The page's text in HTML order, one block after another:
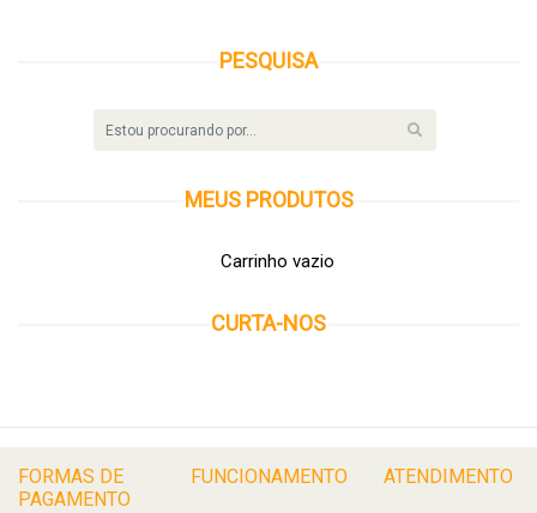
PESQUISA
MEUS PRODUTOS
Carrinho vazio
CURTA-NOS
FORMAS DE
PAGAMENTO
FUNCIONAMENTO ATENDIMENTO